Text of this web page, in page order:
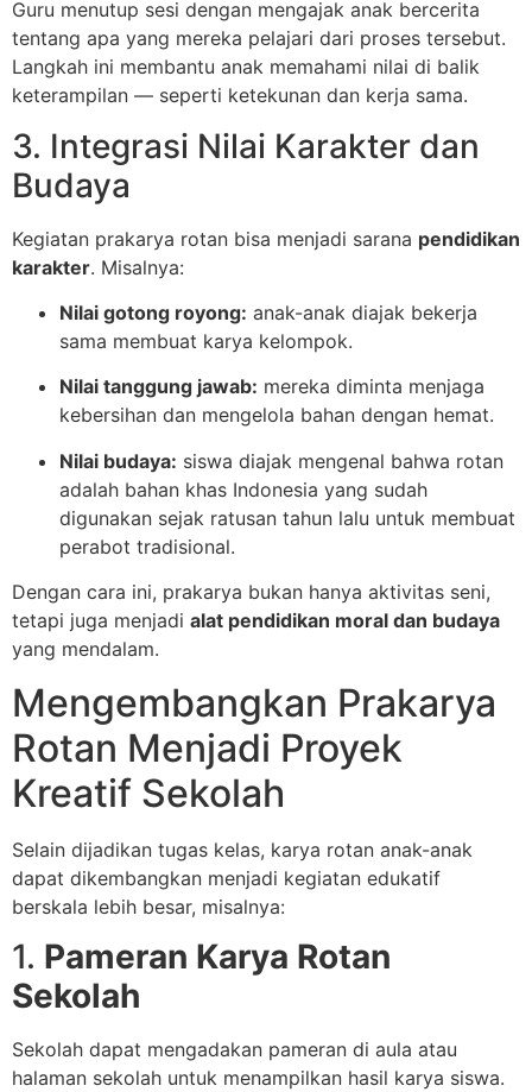
Guru menutup sesi dengan mengajak anak bercerita
tentang apa yang mereka pelajari dari proses tersebut.
Langkah ini membantu anak memahami nilai di balik
keterampilan — seperti ketekunan dan kerja sama.
3. Integrasi Nilai Karakter dan
Budaya
Kegiatan prakarya rotan bisa menjadi sarana pendidikan
karakter. Misalnya:
Nilai gotong royong: anak-anak diajak bekerja
sama membuat karya kelompok.
Nilai tanggung jawab: mereka diminta menjaga
kebersihan dan mengelola bahan dengan hemat.
Nilai budaya: siswa diajak mengenal bahwa rotan
adalah bahan khas Indonesia yang sudah
digunakan sejak ratusan tahun lalu untuk membuat
perabot tradisional.
Dengan cara ini, prakarya bukan hanya aktivitas seni,
tetapi juga menjadi alat pendidikan moral dan budaya
yang mendalam.
Mengembangkan Prakarya
Rotan Menjadi Proyek
Kreatif Sekolah
Selain dijadikan tugas kelas, karya rotan anak-anak
dapat dikembangkan menjadi kegiatan edukatif
berskala lebih besar, misalnya:
1. Pameran Karya Rotan
Sekolah
Sekolah dapat mengadakan pameran di aula atau
halaman sekolah untuk menampilkan hasil karya siswa.